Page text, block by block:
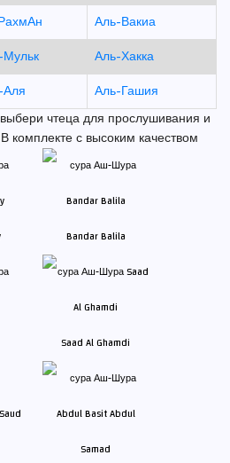
Аль-Вакиа
Аль-Хакка
Аль-Гашия
выбери чтеца для прослушивания и
комплекте с высоким качеством
Bandar Balila
Saad Al Ghamdi